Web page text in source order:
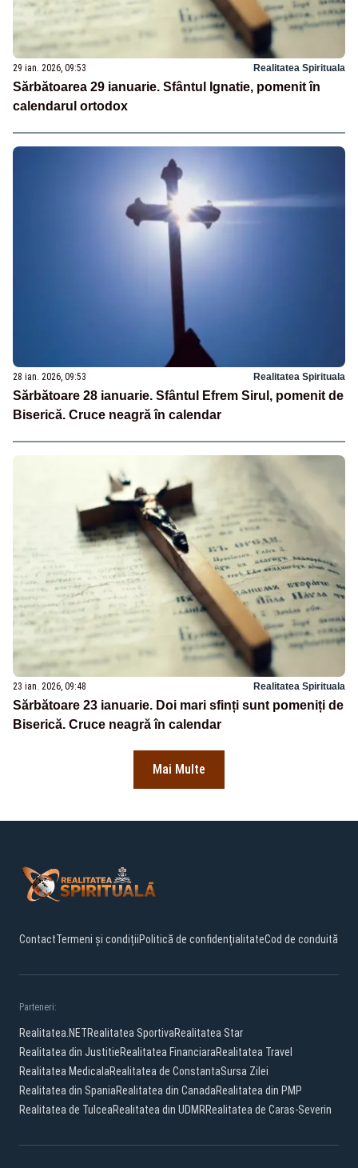
29 ian. 2026, 09:53 Realitatea Spirituala
Sărbătoarea 29 ianuarie. Sfântul Ignatie, pomenit în
calendarul ortodox
28 ian. 2026, 09:53 Realitatea Spirituala
Sărbătoare 28 ianuarie. Sfântul Efrem Sirul, pomenit de
Biserică. Cruce neagră în calendar
23 ian. 2026, 09:48 Realitatea Spirituala
Sărbătoare 23 ianuarie. Doi mari sfinți sunt pomeniți de
Biserică. Cruce neagră în calendar
Mai Multe
ContactTermeni și condițiiPolitică de confidențialitateCod de conduită
Parteneri:
Realitatea.NETRealitatea SportivaRealitatea Star
Realitatea din JustitieRealitatea FinanciaraRealitatea Travel
Realitatea MedicalaRealitatea de ConstantaSursa Zilei
Realitatea din SpaniaRealitatea din CanadaRealitatea din PMP
Realitatea de TulceaRealitatea din UDMRRealitatea de Caras-Severin